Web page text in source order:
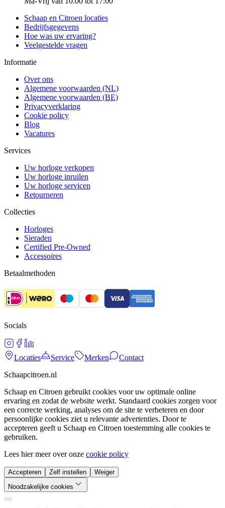
Schaap en Citroen locaties
Bedrijfsgegevens
Hoe was uw ervaring?
Veelgestelde vragen
Informatie
Over ons
Algemene voorwaarden (NL)
Algemene voorwaarden (BE)
Privacyverklaring
Cookie policy
Blog
Vacatures
Services
Uw horloge verkopen
Uw horloge inruilen
Uw horloge servicen
Retourneren
Collecties
Horloges
Sieraden
Certified Pre-Owned
Accessoires
Betaalmethoden
Socials
Locaties Service Merken
Contact
Schaapcitroen.nl
Schaap en Citroen gebruikt cookies voor uw optimale online
ervaring en zodat de website werkt. Standaard cookies zorgen voor
een correcte werking, analyses om de site te verbeteren en door
persoonlijke cookies ziet u relevante advertenties. Door te
accepteren geeft u Schaap en Citroen toestemming alle cookies te
gebruiken.
Lees hier meer over onze cookie policy
Accepteren Zelf instellen
Weiger
Noodzakelijke cookies